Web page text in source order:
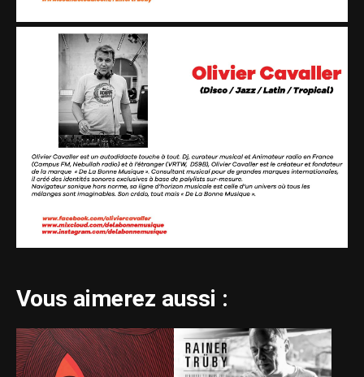
Vous aimerez aussi :